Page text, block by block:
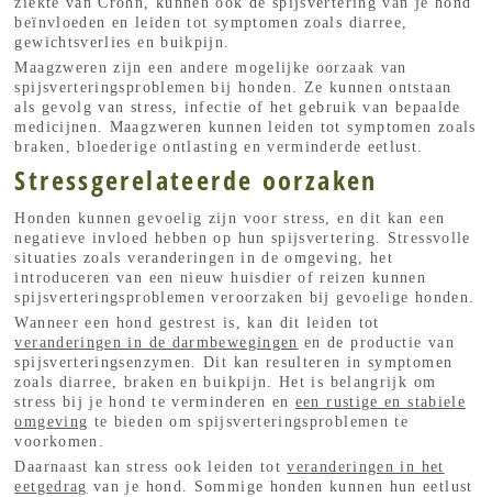
beïnvloeden en leiden tot symptomen zoals diarree,
gewichtsverlies en buikpijn.
Maagzweren zijn een andere mogelijke oorzaak van
spijsverteringsproblemen bij honden. Ze kunnen ontstaan
als gevolg van stress, infectie of het gebruik van bepaalde
medicijnen. Maagzweren kunnen leiden tot symptomen zoals
braken, bloederige ontlasting en verminderde eetlust.
Stressgerelateerde oorzaken
Honden kunnen gevoelig zijn voor stress, en dit kan een
negatieve invloed hebben op hun spijsvertering. Stressvolle
situaties zoals veranderingen in de omgeving, het
introduceren van een nieuw huisdier of reizen kunnen
spijsverteringsproblemen veroorzaken bij gevoelige honden.
Wanneer een hond gestrest is, kan dit leiden tot
veranderingen in de darmbewegingen en de productie van
spijsverteringsenzymen. Dit kan resulteren in symptomen
zoals diarree, braken en buikpijn. Het is belangrijk om
stress bij je hond te verminderen en een rustige en stabiele
omgeving te bieden om spijsverteringsproblemen te
voorkomen.
Daarnaast kan stress ook leiden totveranderingen in het
eetgedrag van je hond. Sommige honden kunnen hun eetlust